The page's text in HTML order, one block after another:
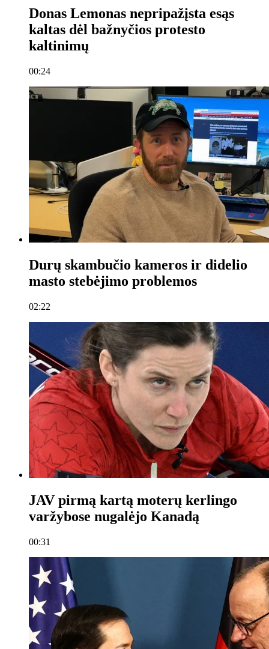
Donas Lemonas nepripažįsta esąs
kaltas dėl bažnyčios protesto
kaltinimų
00:24
Durų skambučio kameros ir didelio
masto stebėjimo problemos
02:22
JAV pirmą kartą moterų kerlingo
varžybose nugalėjo Kanadą
00:31